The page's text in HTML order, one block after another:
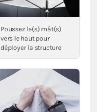
Poussez le(s) mât(s)
vers le haut pour
déployer la structure